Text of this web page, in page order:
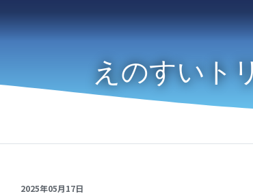
えのすいト
2025年05月17日